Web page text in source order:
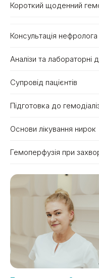
Короткий щоденний
Консультація нефролога
Аналізи та лабораторні
Супровід пацієнтів
Підготовка до
Основи лікування нирок
Гемоперфузія при